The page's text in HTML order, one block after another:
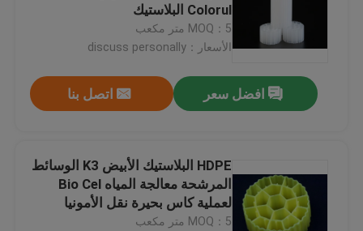
Colorul البلاستيك
MOQ：5 متر مكعب
الأسعار：discuss personally
افضل سعر اتصل بنا
HDPE البلاستيك الأبيض K3 الوسائط
المرشحة معالجة المياه Bio Cel
لعملية كاس بحيرة نقل الأمونيا
النيتروجين
MOQ：5 متر مكعب